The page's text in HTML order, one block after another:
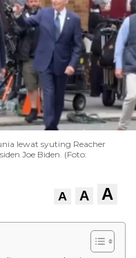
lewat syuting Reacher
Joe Biden. (Foto:
A A A